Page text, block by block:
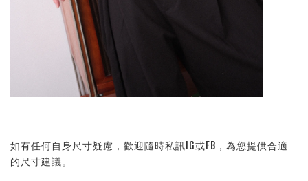
如有任何自身尺寸疑慮，歡迎隨時私訊IG或FB，為您提供合適
的尺寸建議。